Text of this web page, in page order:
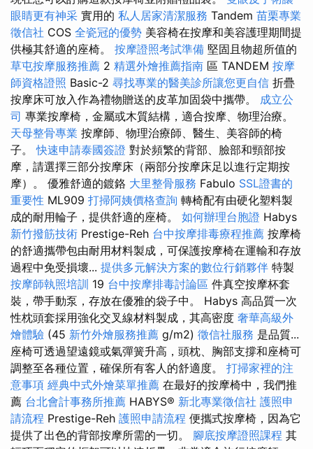
眼睛更有神采 實用的 私人居家清潔服務 Tandem 苗栗專業
徵信社 COS 全瓷冠的優勢 美容椅在按摩和美容護理期間提
供極其舒適的座椅。 按摩證照考試準備 堅固且物超所值的
草屯按摩服務推薦 2 精選外燴推薦指南 區 TANDEM 按摩
師資格證照 Basic-2 尋找專業的醫美診所讓您更自信 折疊
按摩床可放入作為禮物贈送的皮革加固袋中攜帶。 成立公
司 專業按摩椅，金屬或木質結構，適合按摩、物理治療。
天母整骨專業 按摩師、物理治療師、醫生、美容師的椅
子。快速申請泰國簽證 對於頻繁的背部、臉部和頸部按
摩，請選擇三部分按摩床（兩部分按摩床足以進行定期按
摩）。 優雅舒適的鍍鉻 大里整骨服務 Fabulo SSL證書的
重要性 ML909 打掃阿姨價格查詢 轉椅配有由硬化塑料製
成的耐用輪子，提供舒適的座椅。 如何辦理台胞證 Habys
新竹撥筋技術 Prestige-Reh 台中按摩排毒療程推薦 按摩椅
的舒適攜帶包由耐用材料製成，可保護按摩椅在運輸和存放
過程中免受損​​壞... 提供多元解決方案的數位行銷夥伴 特製
按摩師執照培訓 19 台中按摩排毒討論區 件真空按摩杯套
裝，帶手動泵，存放在優雅的袋子中。 Habys 高品質一次
性枕頭套採用強化交叉線材料製成，其高密度 奢華高級外
燴體驗 (45 新竹外燴服務推薦 g/m2) 徵信社服務 是品質...
座椅可透過望遠鏡或氣彈簧升高，頭枕、胸部支撐和座椅可
調整至各種位置，確保所有客人的舒適度。 打掃家裡的注
意事項 經典中式外燴菜單推薦 在最好的按摩椅中，我們推
薦 台北會計事務所推薦 HABYS® 新北專業徵信社 護照申
請流程 Prestige-Reh 護照申請流程 便攜式按摩椅，因為它
提供了出色的背部按摩所需的一切。 腳底按摩證照課程 其